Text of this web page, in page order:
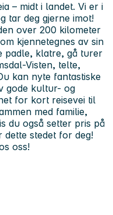
– midt i landet. Vi er i
tar deg gjerne imot!
over 200 kilometer
kjennetegnes av sin
padle, klatre, gå turer
Visten, telte,
kan nyte fantastiske
gode kultur- og
for kort reisevei til
med familie,
du også setter pris på
stedet for deg!
oss!